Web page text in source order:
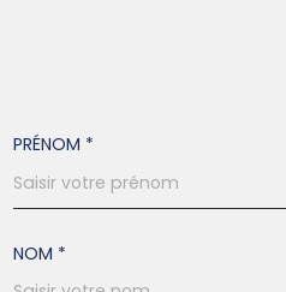
PRÉNOM *
NOM *